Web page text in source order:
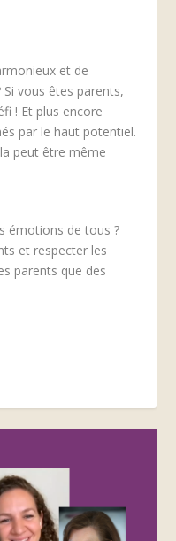
et de
Si vous êtes parents,
! Et plus encore
par le haut potentiel.
peut être même
émotions de tous ?
et respecter les
parents que des